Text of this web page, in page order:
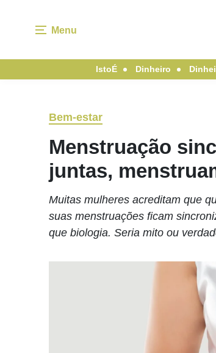
Menu
IstoÉ Dinheiro
Bem-estar
Menstruação
juntas,
Muitas mulheres acreditam que
suas menstruações ficam
que biologia. Seria mito ou